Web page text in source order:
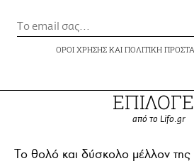
ΟΡΟΙ ΧΡΗΣΗΣΚΑΙ ΠΟΛΙΤΙΚΗ
από το Lifo.gr
Το θολό και δύσκολο μέλλον της